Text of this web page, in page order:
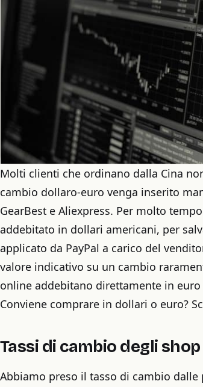
Molti clienti che ordinano dalla Cina
cambio dollaro-euro venga inserito
GearBest e Aliexpress. Per molto
addebitato in dollari americani, per
applicato da PayPal a carico del
valore indicativo su un cambio
online addebitano direttamente in
Conviene comprare in dollari o euro?
Tassi di cambio degli
Abbiamo preso il tasso di cambio